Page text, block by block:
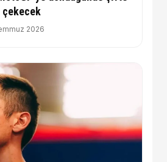
çekecek
2026